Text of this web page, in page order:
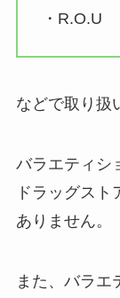
・R.O.U
などで取り扱
バラエティシ
ドラッグス
ありません。
また、バラエ